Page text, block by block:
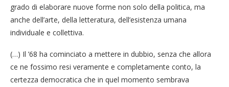
grado di elaborare nuove forme non solo della politica, ma
anche dell’arte, della letteratura, dell’esistenza umana
individuale e collettiva.
(…) Il ’68 ha cominciato a mettere in dubbio, senza che allora
ce ne fossimo resi veramente e completamente conto, la
certezza democratica che in quel momento sembrava